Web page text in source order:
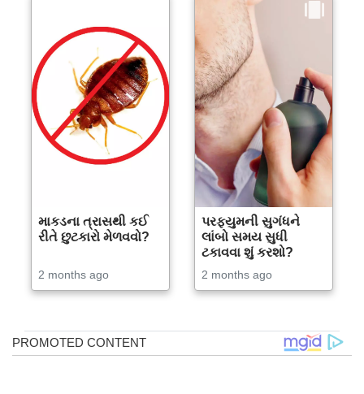
માકડના ત્રાસથી કઈ
રીતે છુટકારો મેળવવો?
2 months ago
પરફ્યુમની સુગંધને
લાંબો સમય સુધી
ટકાવવા શું કરશો?
2 months ago